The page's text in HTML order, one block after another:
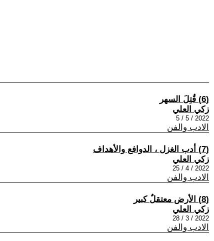
(6) قُتِلَ السهر
زكي العلي
2022 / 5 / 5
الادب والفن
(7) أدب الغزل ، الدوافع والأهداف
زكي العلي
2022 / 4 / 25
الادب والفن
(8) الأرض معتقلٌ كبير
زكي العلي
2022 / 3 / 28
الادب والفن